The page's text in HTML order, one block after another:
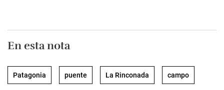
En esta nota
Patagonia puente La Rinconada campo